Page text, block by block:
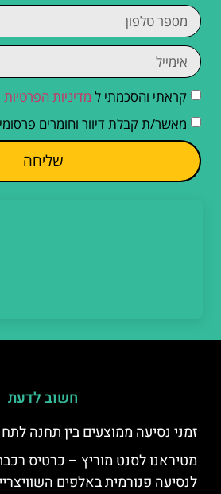
קראתי והסכמתי ל מדיניות הפרטיות
מאשר/ת קבלת דיוור וחומרים
שליחה
חשוב לדעת
זמני נסיעה ממוצעים בין תחנה
מטיראנו לסנט מוריץ – כרטיס
לנסיעה פנורמית באלפים